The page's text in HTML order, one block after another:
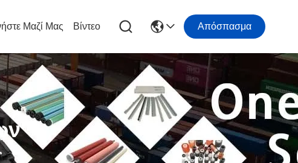
Μαζί Μας Βίντεο Απόσπασμα